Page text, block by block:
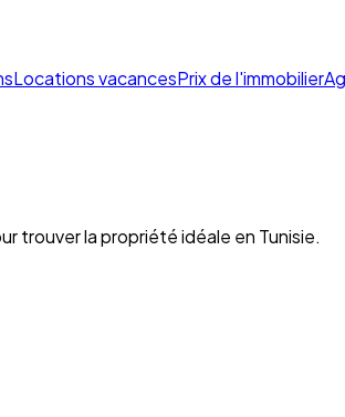
Locations vacancesPrix de l'immobilier
trouver la propriété idéale en Tunisie.